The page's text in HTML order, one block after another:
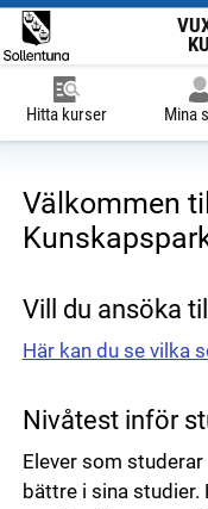
Hitta kurser Mina
Välkommen
Vill du ansöka
Här kan du se vilka
Nivåtest inför
Elever som
bättre i sina studier.